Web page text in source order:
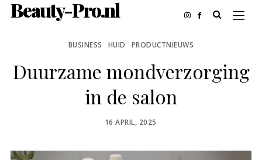
Beauty-Pro.nl
BUSINESS HUID PRODUCTNIEUWS
Duurzame mondverzorging
in de salon
POSTED
16 APRIL, 2025